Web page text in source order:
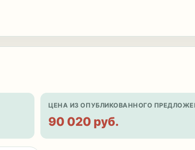
ЦЕНА ИЗ ОПУБЛИКОВАННОГО
90 020 руб.